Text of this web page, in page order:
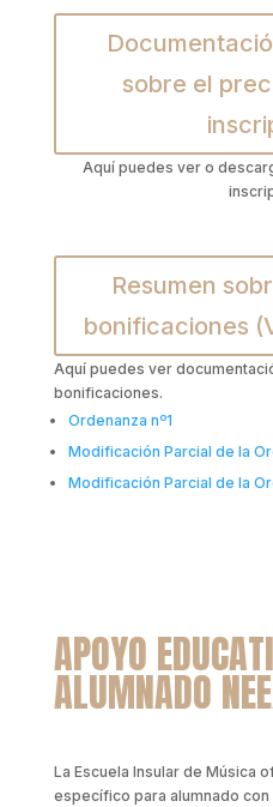
sobre el
Aquí puedes ver o
Resumen
bonificaciones
Aquí puedes ver
bonificaciones.
Ordenanza nº1
Modificación Parcial de la
Modificación Parcial de la
APOYO
ALUMNADO
La Escuela Insular de Música
específico para alumnado